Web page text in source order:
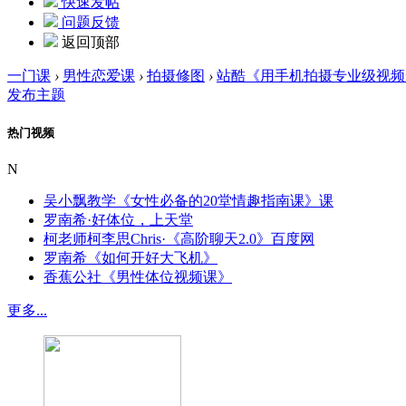
问题反馈
返回顶部
一门课 › 男性恋爱课 › 拍摄修图 › 站酷《用手机拍摄专业级视
发布主题
热门视频
N
吴小飘教学《女性必备的20堂情趣指南课》课
罗南希·好体位，上天堂
柯老师柯李思Chris·《高阶聊天2.0》百度网
罗南希《如何开好大飞机》
香蕉公社《男性体位视频课》
更多...